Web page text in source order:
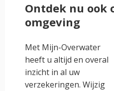
Ontdek nu ook
omgeving
Met Mijn-Overwater
heeft u altijd en overal
inzicht in al uw
verzekeringen. Wijzig